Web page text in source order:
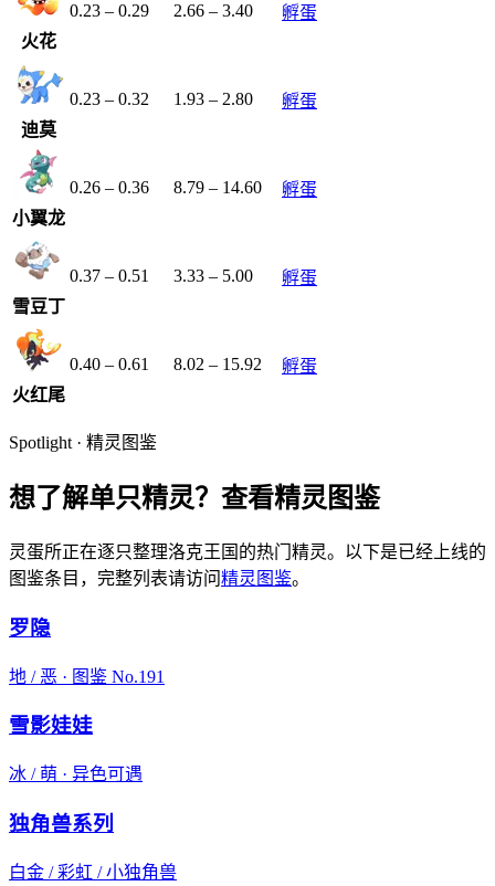
火花
0.23 – 0.29 2.66 – 3.40 孵蛋
迪莫
0.23 – 0.32 1.93 – 2.80 孵蛋
小翼龙
0.26 – 0.36 8.79 – 14.60 孵蛋
雪豆丁
0.37 – 0.51 3.33 – 5.00 孵蛋
火红尾
0.40 – 0.61 8.02 – 15.92 孵蛋
Spotlight · 精灵图鉴
想了解单只精灵？ 查看精灵图鉴
灵蛋所正在逐只整理洛克王国的热门精灵。以下是已经上线的
图鉴条目，完整列表请访问精灵图鉴。
罗隐
地 / 恶 · 图鉴 No.191
雪影娃娃
冰 / 萌 · 异色可遇
独角兽系列
白金 / 彩虹 / 小独角兽